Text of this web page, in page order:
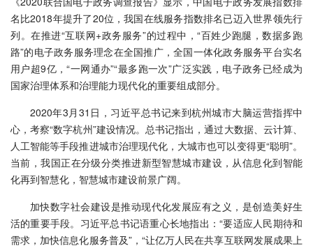
名比2018年提升了20位，我国在线服务指数排名已迈入世界领先行
列。在推进“互联网+政务服务”的过程中，“百姓少跑腿，数据多跑
路”的电子政务服务理念在全国推广，全国一体化政务服务平台实名
用户超9亿，“一网通办”“最多跑一次”广泛实践，电子政务已经成为
国家治理体系和治理能力现代化的重要组成部分。
2020年3月31日，习近平总书记来到杭州城市大脑运营指挥中
心，考察“数字杭州”建设情况。总书记指出，通过大数据、云计算、
人工智能等手段推进城市治理现代化，大城市也可以变得更“聪明”。
当前，我国正在分级分类推进新型智慧城市建设，从信息化到智能
化再到智慧化，智慧城市建设前景广阔。
加快数字社会建设是推动现代化发展应有之义，是创造美好生
活的重要手段。习近平总书记语重心长地指出：“要适应人民期待和
需求，加快信息化服务普及”，“让亿万人民在共享互联网发展成果上